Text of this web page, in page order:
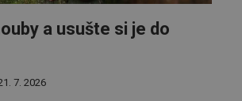
a usušte si je do
7. 2026